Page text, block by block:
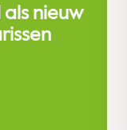
nieuw